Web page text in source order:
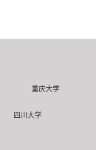
重庆大学
四川大学